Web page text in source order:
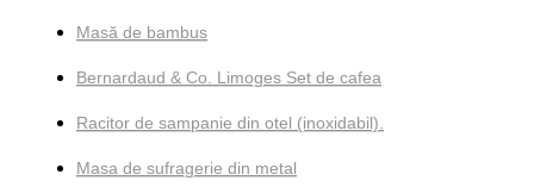
Masă de bambus
Bernardaud & Co. Limoges Set de cafea
Racitor de sampanie din otel (inoxidabil).
Masa de sufragerie din metal